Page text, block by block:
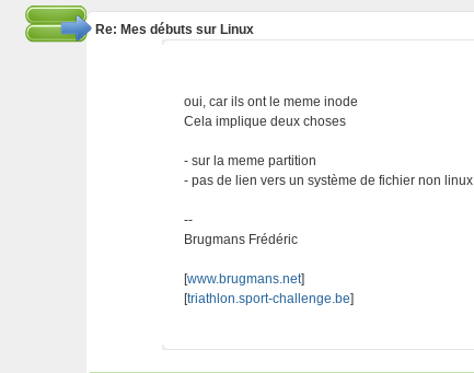
Re: Mes débuts sur Linux
oui, car ils ont le meme inode
Cela implique deux choses
- sur la meme partition
- pas de lien vers un système de fichier non linux
--
Brugmans Frédéric
[www.brugmans.net]
[triathlon.sport-challenge.be]